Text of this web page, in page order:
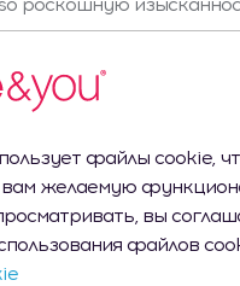
распустившиеся
и привлекая взгляды.
современных и
стол, комод или как
дизайнерских
продукт
декоративную
не включает
исключительно для
файлы cookie,
желаемую
вы
файлов